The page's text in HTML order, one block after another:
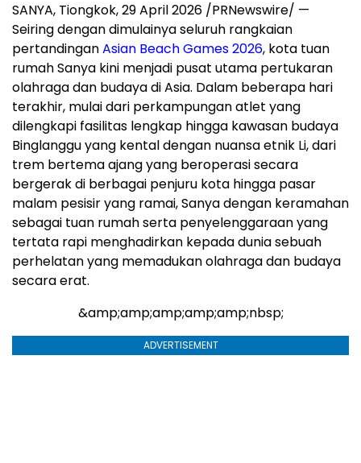
SANYA, Tiongkok,29 April 2026 /PRNewswire/ —
Seiring dengan dimulainya seluruh rangkaian
pertandinganAsian Beach Games 2026, kota tuan
rumah Sanya kini menjadi pusat utama pertukaran
olahraga dan budaya di Asia. Dalam beberapa hari
terakhir, mulai dari perkampungan atlet yang
dilengkapi fasilitas lengkap hingga kawasan budaya
Binglanggu yang kental dengan nuansa etnik Li, dari
trem bertema ajang yang beroperasi secara
bergerak di berbagai penjuru kota hingga pasar
malam pesisir yang ramai, Sanya dengan keramahan
sebagai tuan rumah serta penyelenggaraan yang
tertata rapi menghadirkan kepada dunia sebuah
perhelatan yang memadukan olahraga dan budaya
secara erat.
&amp;amp;amp;amp;amp;nbsp;
ADVERTISEMENT